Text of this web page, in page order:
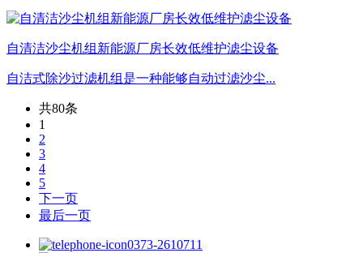
自清洁沙尘机组新能源厂房长效低维护滤尘设备
自洁式除沙过滤机组是一种能够自动过滤沙尘...
共80条
1
2
3
4
5
下一页
最后一页
0373-2610711